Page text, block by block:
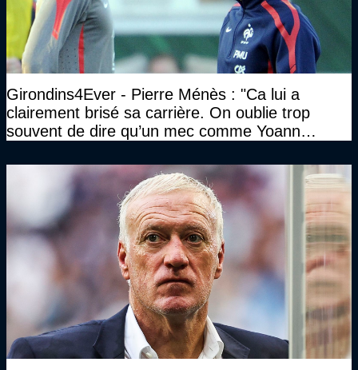
Girondins4Ever - Pierre Ménès : "Ca lui a
clairement brisé sa carrière. On oublie trop
souvent de dire qu’un mec comme Yoann